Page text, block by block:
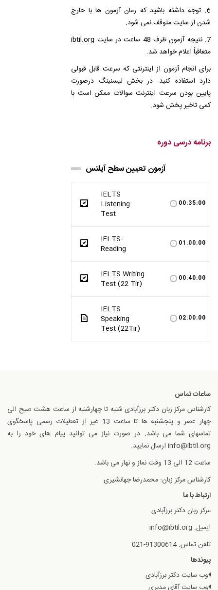
6. توجه داشته باشید که زمان آزمون ها با خارج
شدن از سایت متوقف نمی شود.
7. نتیجه آزمون ظرف 48 ساعت در سایت ibtil.org
متعاقباً اعلام خواهد شد.
برای انجام آزمون از اینترنتی که سرعت قابل قبولی
دارد استفاده کنید. در بخش لیسنینگ درصورت
پایین بودن سرعت اینترنت سوالات ممکن است با
کمی تاخیر پخش شود.
برنامه درسی دوره
آزمون تعیین سطح آیلتس
IELTS
Listening
Test
00:35:00
IELTS-
Reading
01:00:00
IELTS Writing
Test (22 Tir)
00:40:00
IELTS
Speaking
Test (22Tir)
02:00:00
ساعات تماس
کارشناس مرکز زبان دکتر برزآبادی شنبه تا چهارشنبه از ساعت هشت صبح الی
چهار عصر و پنجشنبه ها تا ساعت 13 غیر از تعطیلات رسمی پاسخگوی
تماسهای شما می باشد. در صورت نیاز می توانید پیام های خود را به
info@ibtil.org ارسال نمایید.
ساعت 12 الی 13 وقت نماز و نهار می باشد.
کارشناس مرکز زبان: محمدرضا جهانشیری
ارتباط با ما
مرکز زبان دکتر برزآبادی
ایمیل: info@ibtil.org
تلفن تماس: 91300614-021
پیوندها
وب سایت دکتر برزآبادی
وب سایت آقای مدبری